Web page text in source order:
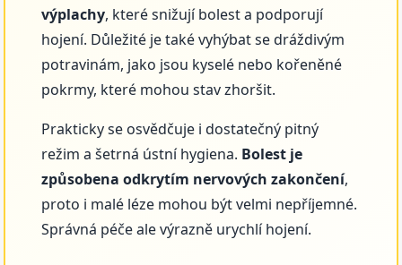
výplachy, které snižují bolest a podporují
hojení. Důležité je také vyhýbat se dráždivým
potravinám, jako jsou kyselé nebo kořeněné
pokrmy, které mohou stav zhoršit.
Prakticky se osvědčuje i dostatečný pitný
režim a šetrná ústní hygiena. Bolest je
způsobena odkrytím nervových zakončení,
proto i malé léze mohou být velmi nepříjemné.
Správná péče ale výrazně urychlí hojení.